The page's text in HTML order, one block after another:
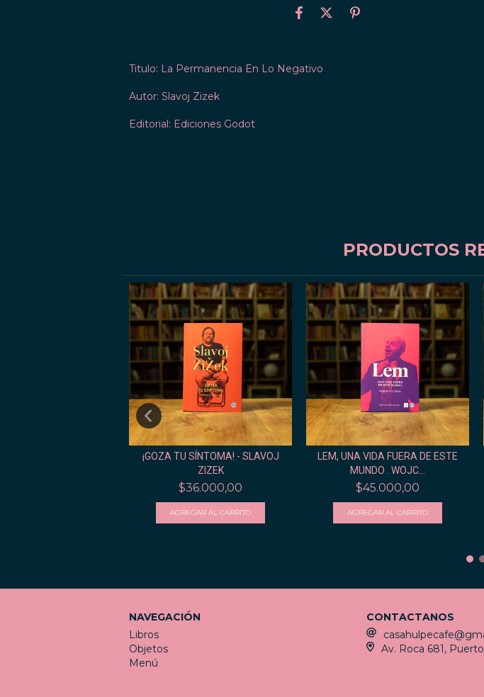
Titulo: La Permanencia En Lo Negativo
Autor: Slavoj Zizek
Editorial: Ediciones Godot
PRODUCTOS
¡GOZA TU SÍNTOMA! - SLAVOJ
ZIZEK
$36.000,00
LEM, UNA VIDA FUERA DE ESTE
MUNDO . WOJC...
$45.000,00
NAVEGACIÓN
Libros
Objetos
Menú
CONTACTANOS
Av. Roca 681,